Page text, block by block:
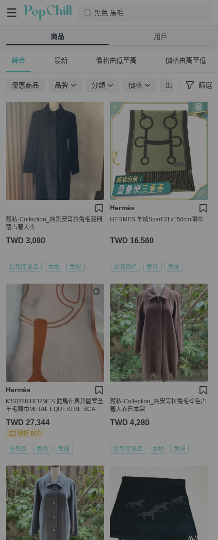
黑色 馬毛
商品 用戶
綜合 最新 價格由低至高 價格由高至低
優惠商品 品牌 分類 價格 出貨地點 篩選
藏私·Collection_純黑安哥拉兔毛混俐
落古著大衣
TWD 3,080
近新閒置品 本地 免運
Hermès
HERMES 羊絨Scarf 31x150cm圍巾
TWD 16,560
狀況良好 香港 免運
Hermès
MS0288 HERMES 愛馬仕馬具圖案全
羊毛頸巾METAL EQUESTRE SCARF
TWD 27,344
現折 800
全新品 香港 免運
藏私·Collection_純安哥拉兔毛棕色古
著大衣日本製
TWD 4,280
近新閒置品 本地 免運